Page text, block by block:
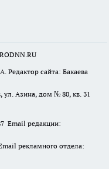
Редактор сайта: Бакаева
ул. Азина, дом № 80, кв. 31
Email редакции:
рекламного отдела: